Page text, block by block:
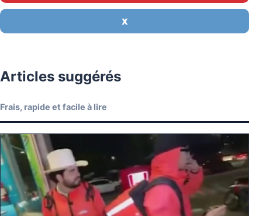
X
Articles suggérés
Frais, rapide et facile à lire